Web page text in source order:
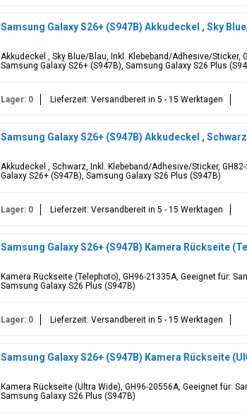
Samsung Galaxy S26+ (S947B) Akkudeckel , Sky
Akkudeckel , Sky Blue/Blau, Inkl. Klebeband/Adhesive/Sticker,
Samsung Galaxy S26+ (S947B), Samsung Galaxy S26 Plus
Lager: 0 Lieferzeit: Versandbereit in 5 - 15 Werktagen
Samsung Galaxy S26+ (S947B) Akkudeckel ,
Akkudeckel , Schwarz, Inkl. Klebeband/Adhesive/Sticker,
Galaxy S26+ (S947B), Samsung Galaxy S26 Plus (S947B)
Lager: 0 Lieferzeit: Versandbereit in 5 - 15 Werktagen
Samsung Galaxy S26+ (S947B) Kamera Rückseite
Kamera Rückseite (Telephoto), GH96-21335A, Geeignet für:
Samsung Galaxy S26 Plus (S947B)
Lager: 0 Lieferzeit: Versandbereit in 5 - 15 Werktagen
Samsung Galaxy S26+ (S947B) Kamera Rückseite
Kamera Rückseite (Ultra Wide), GH96-20556A, Geeignet für:
Samsung Galaxy S26 Plus (S947B)